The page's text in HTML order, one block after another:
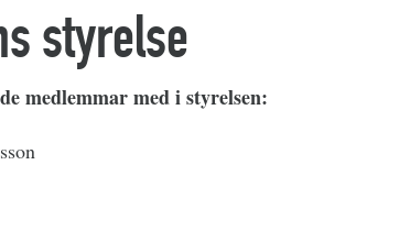
styrelse
medlemmar med i styrelsen: